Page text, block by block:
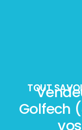
TOUT
Golfech